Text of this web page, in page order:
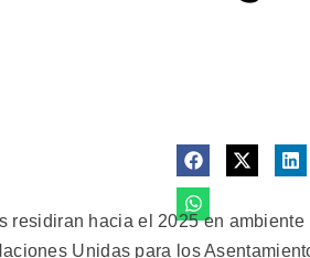
residiran hacia el 2025 en ambiente
Unidas para los